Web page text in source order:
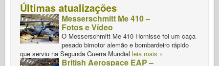
Últimas atualizações
Messerschmitt Me 410 –
Fotos e Vídeo
O Messerschmitt Me 410 Hornisse foi um caça
pesado bimotor alemão e bombardeiro rápido
que serviu na Segunda Guerra Mundial leia mais »
British Aerospace EAP –